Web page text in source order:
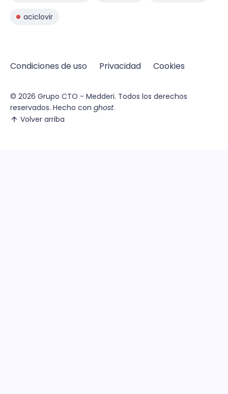
aciclovir
Condiciones de uso Privacidad Cookies
© 2026 Grupo CTO - Medderi. Todos los derechos
reservados. Hecho con ghost.
Volver arriba